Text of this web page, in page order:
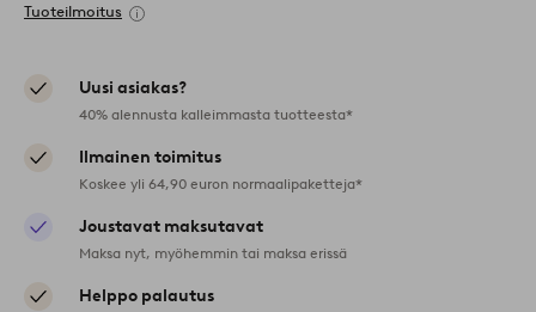
Tuoteilmoitus
Uusi asiakas?
40% alennusta kalleimmasta tuotteesta*
Ilmainen toimitus
Koskee yli 64,90 euron normaalipaketteja*
Joustavat maksutavat
Maksa nyt, myöhemmin tai maksa erissä
Helppo palautus